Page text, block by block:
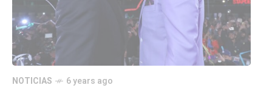
NOTICIAS 6 years ago